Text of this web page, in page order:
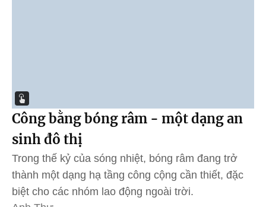
Công bằng bóng râm - một dạng an
sinh đô thị
Trong thế kỷ của sóng nhiệt, bóng râm đang trở
thành một dạng hạ tầng công cộng cần thiết, đặc
biệt cho các nhóm lao động ngoài trời.